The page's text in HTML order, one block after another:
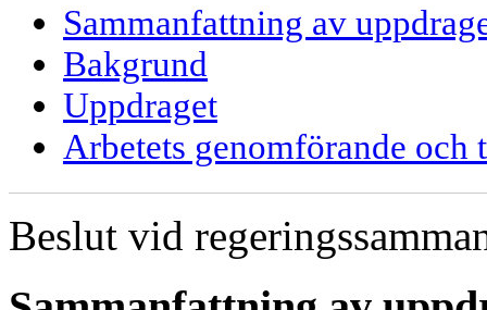
Sammanfattning av
Bakgrund
Uppdraget
Arbetets genomförande och
Beslut vid